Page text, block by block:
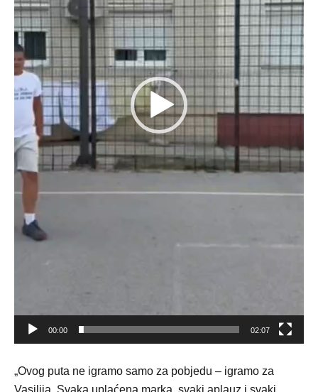
00:00 02:07
„Ovog puta ne igramo samo za pobjedu – igramo za
Vasilija. Svaka uplaćena marka, svaki aplauz i svaki